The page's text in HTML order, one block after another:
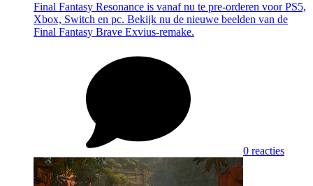
Final Fantasy Resonance is vanaf nu te pre-orderen voor PS5,
Xbox, Switch en pc. Bekijk nu de nieuwe beelden van de
Final Fantasy Brave Exvius-remake.
0 reacties